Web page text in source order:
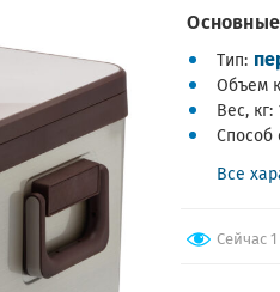
Тип
Объем
Вес, кг
Способ
Все
Сейчас